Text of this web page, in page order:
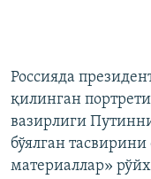
Россияда
қилинган
вазирлиги
бўялган
материаллар»